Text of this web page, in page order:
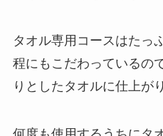
タオル専用コースはたっ
程にもこだわっているの
りとしたタオルに仕上が